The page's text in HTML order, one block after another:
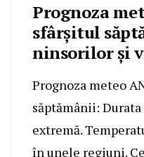
Prognoza
sfârșitul
ninsorilor și
Prognoza meteo
săptămânii:
extremă.
în unele regiuni.